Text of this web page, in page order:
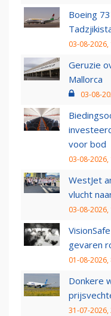
Boeing
03-08-2026,
Geruzie
Mallorca
03-08-
voor bod
03-08-2026,
WestJet
vlucht
03-08-2026,
gevaren
01-08-2026,
Donkere
31-07-2026,